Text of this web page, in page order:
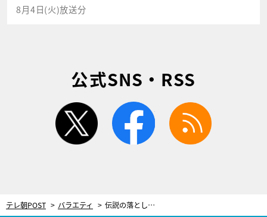
8月4日(火)放送分
公式SNS・RSS
twitter facebook
テレ朝POST バラエティ 伝説の落とし穴から14年…出川哲朗、ロンブー淳に復讐ドッキリ実行！